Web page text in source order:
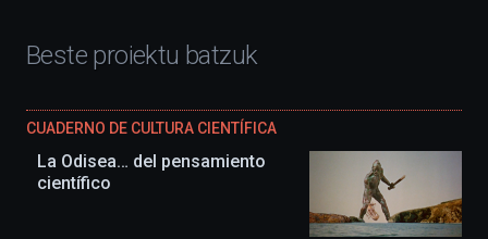
Beste proiektu batzuk
CUADERNO DE CULTURA CIENTÍFICA
La Odisea… del pensamiento
científico